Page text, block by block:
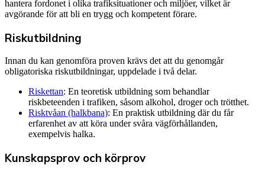
hantera fordonet i olika trafiksituationer och miljöer, vilket är
avgörande för att bli en trygg och kompetent förare.
Riskutbildning
Innan du kan genomföra proven krävs det att du genomgår
obligatoriska riskutbildningar, uppdelade i två delar.
Riskettan: En teoretisk utbildning som behandlar
riskbeteenden i trafiken, såsom alkohol, droger och trötthet.
Risktvåan (halkbana): En praktisk utbildning där du får
erfarenhet av att köra under svåra vägförhållanden,
exempelvis halka.
Kunskapsprov och körprov